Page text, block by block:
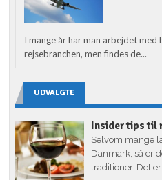
I mange år har man arbejdet
rejsebranchen, men findes de...
UDVALGTE
Insider tips til
Selvom mange
Danmark, så er
traditioner. Det